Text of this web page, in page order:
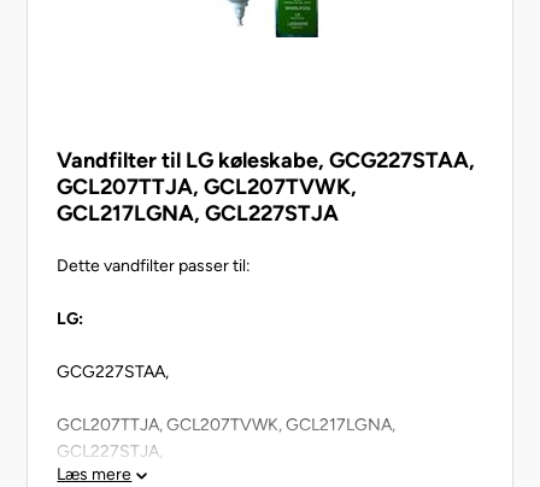
Vandfilter til LG køleskabe, GCG227STAA,
GCL207TTJA, GCL207TVWK,
GCL217LGNA, GCL227STJA
Dette vandfilter passer til:
LG:
GCG227STAA,
GCL207TTJA, GCL207TVWK, GCL217LGNA,
GCL227STJA,
Læs mere